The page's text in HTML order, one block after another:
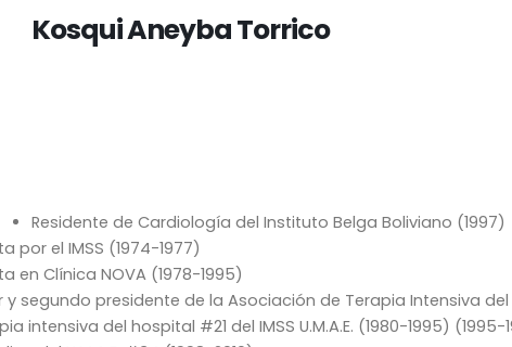
Kosqui Aneyba Torrico
Residente de Cardiología del Instituto Belga Boliviano (1997)
por el IMSS (1974-1977)
en Clínica NOVA (1978-1995)
segundo presidente de la Asociación de Terapia Intensiva del
intensiva del hospital #21 del IMSS U.M.A.E. (1980-1995) (1995-